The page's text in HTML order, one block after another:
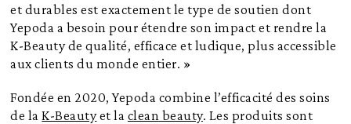
et durables est exactement le type de soutien dont
Yepoda a besoin pour étendre son impact et rendre la
K-Beauty de qualité, efficace et ludique, plus accessible
aux clients du monde entier. »
Fondée en 2020, Yepoda combine l’efficacité des soins
de laK-Beautyet la clean beauty. Les produits sont